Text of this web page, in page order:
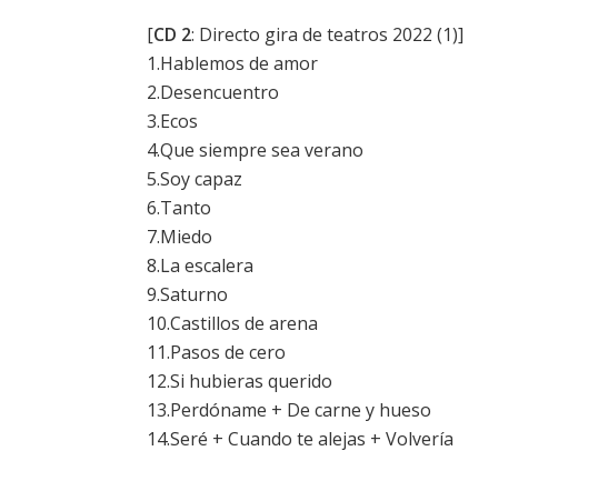
[CD 2: Directo gira de teatros 2022 (1)]
1.Hablemos de amor
2.Desencuentro
3.Ecos
4.Que siempre sea verano
5.Soy capaz
6.Tanto
7.Miedo
8.La escalera
9.Saturno
10.Castillos de arena
11.Pasos de cero
12.Si hubieras querido
13.Perdóname + De carne y hueso
14.Seré + Cuando te alejas + Volvería